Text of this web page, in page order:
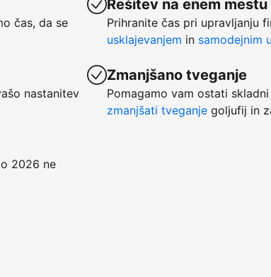
čas, da se
nastanitev
2026 ne
Rešitev na enem
Prihranite čas pri upravljanju
usklajevanjem in samodejnim
Zmanjšano tveganje
Pomagamo vam ostati
zmanjšati tveganje goljufij in